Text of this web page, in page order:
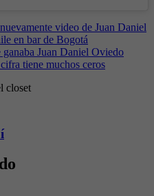
video de Juan Daniel
en bar de Bogotá
Juan Daniel Oviedo
tiene muchos ceros
closet